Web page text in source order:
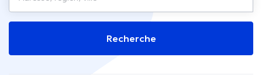
Recherche